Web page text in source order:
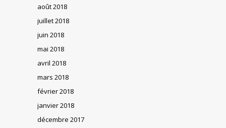
août 2018
juillet 2018
juin 2018
mai 2018
avril 2018
mars 2018
février 2018
janvier 2018
décembre 2017